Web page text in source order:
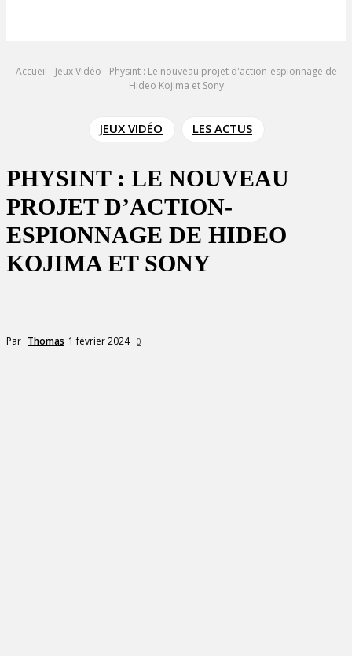
Accueil Jeux Vidéo
Physint : Le nouveau projet d'action-espionnage de
Hideo Kojima et Sony
JEUX VIDÉO LES ACTUS
PHYSINT : LE NOUVEAU
PROJET D’ACTION-
ESPIONNAGE DE HIDEO
KOJIMA ET SONY
Par Thomas 1 février 2024 0